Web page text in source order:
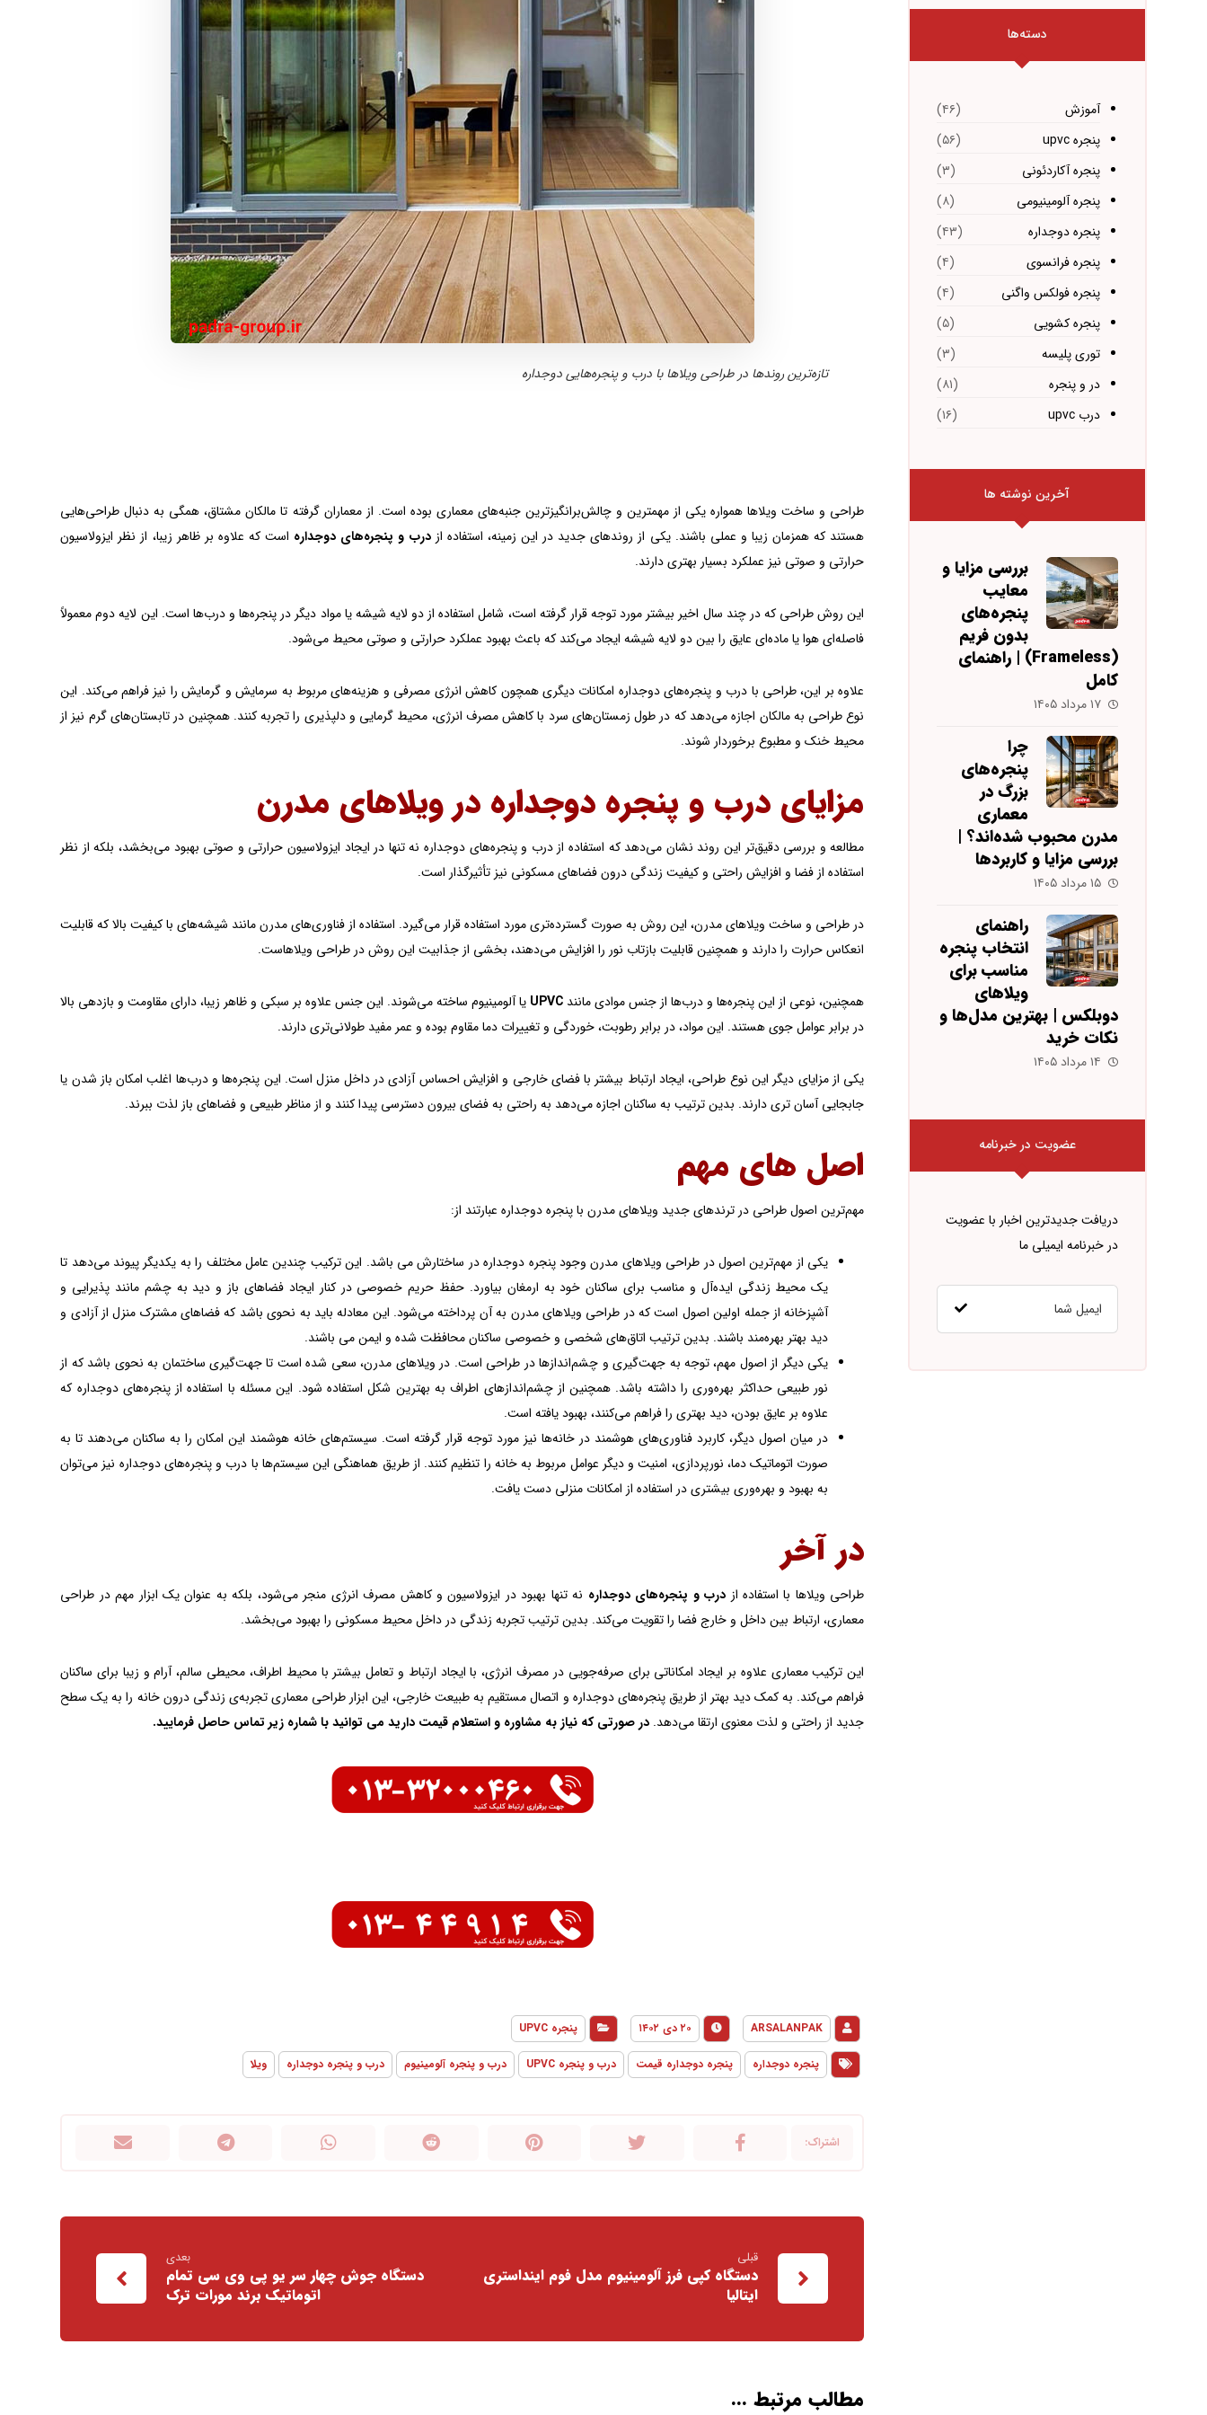
تازه‌ترین روند‌ها در طراحی ویلاها با درب و پنجره‌هایی دوجداره
طراحی و ساخت ویلاها همواره یکی از مهمترین و چالش‌برانگیزترین جنبه‌های معماری بوده است. از معماران گرفته‌ تا مالکان مشتاق، همگی به دنبال طراحی‌هایی
هستند که همزمان زیبا و عملی باشند. یکی از روندهای جدید در این زمینه، استفاده ازدرب و پنجره‌های دوجداره است که علاوه بر ظاهر زیبا، از نظر ایزولاسیون
حرارتی و صوتی نیز عملکرد بسیار بهتری دارند.
این روش طراحی که در چند سال اخیر بیشتر مورد توجه قرار گرفته‌ است، شامل استفاده از دو لایه شیشه یا مواد دیگر در پنجره‌ها و درب‌ها است. این لایه دوم معمولاً
فاصله‌ای هوا یا ماده‌ای عایق را بین دو لایه شیشه ایجاد می‌کند که باعث بهبود عملکرد حرارتی و صوتی محیط می‌شود.
علاوه بر این، طراحی با درب و پنجره‌های دوجداره امکانات دیگری همچون کاهش انرژی مصرفی و هزینه‌های مربوط به سرمایش و گرمایش را نیز فراهم می‌کند. این
نوع طراحی به مالکان اجازه می‌دهد که در طول زمستان‌های سرد با کاهش مصرف انرژی، محیط گرمایی و دلپذیری را تجربه کنند. همچنین در تابستان‌های گرم نیز از
محیط خنک و مطبوع برخوردار شوند.
مزایای درب و پنجره دوجداره در ویلاهای مدرن
مطالعه و بررسی دقیق‌تر این روند نشان می‌دهد که استفاده از درب و پنجره‌های دوجداره نه تنها در ایجاد ایزولاسیون حرارتی و صوتی بهبود می‌بخشد، بلکه از نظر
استفاده از فضا و افزایش راحتی و کیفیت زندگی درون فضاهای مسکونی نیز تأثیرگذار است.
در طراحی و ساخت ویلاهای مدرن، این روش به صورت گسترده‌تری مورد استفاده قرار می‌گیرد. استفاده از فناوری‌های مدرن مانند شیشه‌های با کیفیت بالا که قابلیت
انعکاس حرارت را دارند و همچنین قابلیت بازتاب نور را افزایش می‌دهند، بخشی از جذابیت این روش در طراحی ویلاهاست.
همچنین، نوعی از این پنجره‌ها و درب‌ها از جنس موادی مانند UPVC یا آلومینیوم ساخته می‌شوند. این جنس علاوه بر سبکی و ظاهر زیبا، دارای مقاومت و بازدهی بالا
در برابر عوامل جوی هستند. این مواد، در برابر رطوبت، خوردگی و تغییرات دما مقاوم بوده و عمر مفید طولانی‌تری دارند.
یکی از مزایای دیگر این نوع طراحی، ایجاد ارتباط بیشتر با فضای خارجی و افزایش احساس آزادی در داخل منزل است. این پنجره‌ها و درب‌ها اغلب امکان باز شدن یا
جابجایی آسان تری دارند. بدین ترتیب به ساکنان اجازه می‌دهد به راحتی به فضای بیرون دسترسی پیدا کنند و از مناظر طبیعی و فضاهای باز لذت ببرند.
اصل های مهم
مهم‌ترین اصول طراحی در ترندهای جدید ویلاهای مدرن با پنجره دوجداره عبارتند از:
یکی از مهم‌ترین اصول در طراحی ویلاهای مدرن وجود پنجره دوجداره در ساختارش می باشد. این ترکیب چندین عامل مختلف را به یکدیگر پیوند می‌دهد تا
یک محیط زندگی ایده‌آل و مناسب برای ساکنان خود به ارمغان بیاورد. حفظ حریم خصوصی در کنار ایجاد فضاهای باز و دید به چشم مانند پذیرایی و
آشپزخانه از جمله اولین اصول است که در طراحی ویلاهای مدرن به آن پرداخته‌ می‌شود. این معادله باید به نحوی باشد که فضاهای مشترک منزل از آزادی و
دید بهتر بهره‌مند باشند. بدین ترتیب اتاق‌های شخصی و خصوصی ساکنان محافظت شده‌ و ایمن می باشند.
یکی دیگر از اصول مهم، توجه به جهت‌گیری و چشم‌اندازها در طراحی است. در ویلاهای مدرن، سعی شده‌ است تا جهت‌گیری ساختمان به نحوی باشد که از
نور طبیعی حداکثر بهره‌وری را داشته باشد. همچنین از چشم‌اندازهای اطراف به بهترین شکل استفاده شود. این مسئله با استفاده از پنجره‌های دوجداره که
علاوه بر عایق بودن، دید بهتری را فراهم می‌کنند، بهبود یافته است.
در میان اصول دیگر، کاربرد فناوری‌های هوشمند در خانه‌ها نیز مورد توجه قرار گرفته است. سیستم‌های خانه هوشمند این امکان را به ساکنان می‌دهند تا به
صورت اتوماتیک دما، نورپردازی، امنیت و دیگر عوامل مربوط به خانه را تنظیم کنند. از طریق هماهنگی این سیستم‌ها با درب و پنجره‌های دوجداره نیز می‌توان
به بهبود و بهره‌وری بیشتری در استفاده از امکانات منزلی دست یافت.
در آخر
طراحی ویلاها با استفاده از درب و پنجره‌های دوجداره نه تنها بهبود در ایزولاسیون و کاهش مصرف انرژی منجر می‌شود، بلکه به عنوان یک ابزار مهم در طراحی
معماری، ارتباط بین داخل و خارج فضا را تقویت می‌کند. بدین ترتیب تجربه زندگی در داخل محیط مسکونی را بهبود می‌بخشد.
این ترکیب معماری علاوه بر ایجاد امکاناتی برای صرفه‌جویی در مصرف انرژی، با ایجاد ارتباط و تعامل بیشتر با محیط اطراف، محیطی سالم، آرام و زیبا برای ساکنان
فراهم می‌کند. به کمک دید بهتر از طریق پنجره‌های دوجداره و اتصال مستقیم به طبیعت خارجی، این ابزار طراحی معماری تجربه‌ی زندگی درون خانه را به یک سطح
جدید از راحتی و لذت معنوی ارتقا می‌دهد. در صورتی که نیاز به مشاوره و استعلام قیمت دارید می توانید با شماره زیر تماس حاصل فرمایید.
ARSALANPAK ۲۰ دی ۱۴۰۲ پنجره UPVC
پنجره دوجداره پنجره دوجداره قیمت درب و پنجره UPVC درب و پنجره آلومینیوم درب و پنجره دوجداره ویلا
قبلی
دستگاه کپی فرز آلومینیوم مدل فوم اینداستری
ایتالیا
بعدی
دستگاه جوش چهار سر یو پی وی سی تمام
اتوماتیک برند مورات ترک
مطالب مرتبط ...
دسته‌ها
آموزش (۴۶)
پنجره upvc
(۵۶)
پنجره آکاردئونی
(۳)
پنجره آلومینیومی
(۸)
پنجره دوجداره
(۴۳)
پنجره فرانسوی
(۴)
پنجره فولکس واگنی
(۴)
پنجره کشویی
(۵)
توری پلیسه
(۳)
در و پنجره
(۸۱)
درب upvc
(۱۶)
آخرین نوشته ها
بررسی مزایا و
معایب
پنجره‌های
بدون فریم
(Frameless) | راهنمای
کامل
۱۷ مرداد ۱۴۰۵
چرا
پنجره‌های
بزرگ در
معماری
مدرن محبوب شده‌اند؟ |
بررسی مزایا و کاربردها
۱۵ مرداد ۱۴۰۵
راهنمای
انتخاب پنجره
مناسب برای
ویلاهای
دوبلکس | بهترین مدل‌ها و
نکات خرید
۱۴ مرداد ۱۴۰۵
عضویت در خبرنامه
دریافت جدیدترین اخبار با عضویت
در خبرنامه ایمیلی ما